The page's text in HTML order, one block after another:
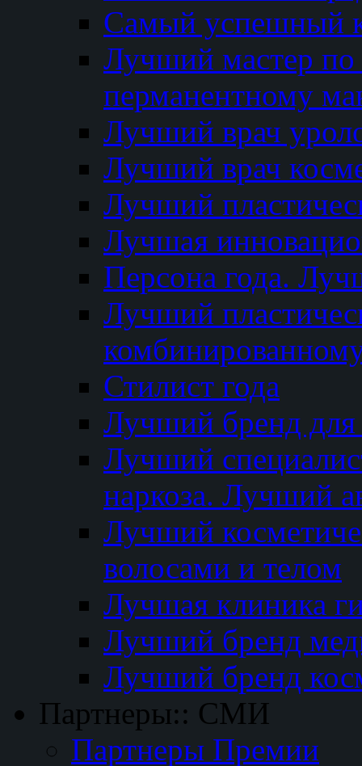
Самый успешный
Лучший мастер по
перманентному
Лучший врач
Лучший врач
Лучший
Лучшая
Персона года.
Лучший
Стилист года
Лучший бренд
Лучший
наркоза. Лучший
Лучший
волосами и телом
Лучшая клиника
Лучший бренд
Лучший бренд
Партнеры:: СМИ
Партнеры Премии